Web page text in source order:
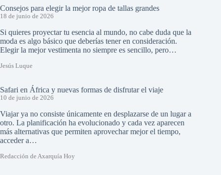
Consejos para elegir la mejor ropa de tallas grandes
18 de junio de 2026
Si quieres proyectar tu esencia al mundo, no cabe duda que la
moda es algo básico que deberías tener en consideración.
Elegir la mejor vestimenta no siempre es sencillo, pero…
Jesús Luque
Safari en África y nuevas formas de disfrutar el viaje
10 de junio de 2026
Viajar ya no consiste únicamente en desplazarse de un lugar a
otro. La planificación ha evolucionado y cada vez aparecen
más alternativas que permiten aprovechar mejor el tiempo,
acceder a…
Redacción de Axarquía Hoy